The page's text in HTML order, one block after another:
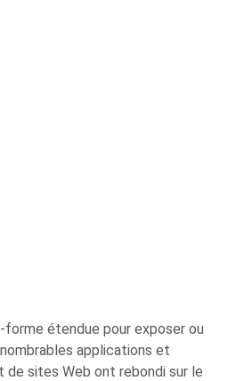
forme étendue pour exposer ou
applications et
de sites Web ont rebondi sur le